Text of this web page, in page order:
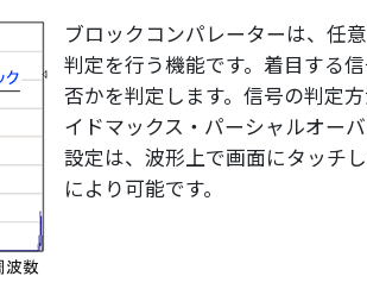
ブロックコンパレーターは、任
判定を行う機能です。着目する
否かを判定します。信号の判定
イドマックス・パーシャルオー
設定は、波形上で画面にタッチ
により可能です。